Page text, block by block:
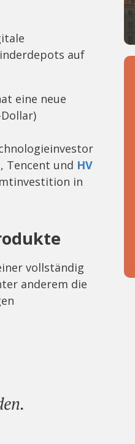
auf
eine neue
Tencent und HV
in
vollständig
anderem die